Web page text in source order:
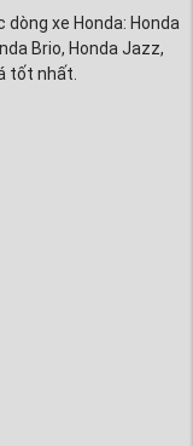
dòng xe Honda: Honda
Brio, Honda Jazz,
tốt nhất.